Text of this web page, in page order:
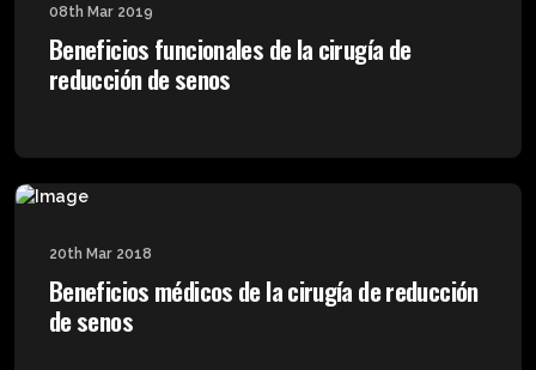
08th Mar 2019
Beneficios funcionales de la cirugía de
reducción de senos
20th Mar 2018
Beneficios médicos de la cirugía de reducción
de senos